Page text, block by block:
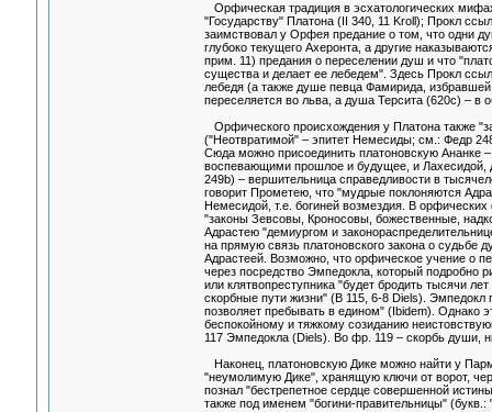
Орфическая традиция в эсхатологических
"Государству" Платона (II 340, 11 Kroll); Прокл
заимствовал у Орфея предание о том, что одни
глубоко текущего Ахеронта, а другие
прим. 11) предания о переселении душ и что
существа и делает ее лебедем". Здесь Прокл
лебедя (а также душе певца Фамирида,
переселяется во льва, а душа Терсита (620с) – в
Орфического происхождения у Платона также
("Неотвратимой" – эпитет Немесиды; см.: Федр
Сюда можно присоединить платоновскую Ананке
воспевающими прошлое и будущее, и Лахесидой,
249b) – вершительница справедливости в
говорит Прометею, что "мудрые поклоняются
Немесидой, т.е. богиней возмездия. В
"законы Зевсовы, Кроносовы, божественные,
Адрастею "демиургом и
на прямую связь платоновского закона о судьбе
Адрастеей. Возможно, что орфическое учение о
через посредство Эмпедокла, который подробно
или клятвопреступника "будет бродить тысячи
скорбные пути жизни" (В 115, 6-8 Diels). Эмпедокл
позволяет пребывать в едином" (Ibidem). Однако
беспокойному и тяжкому созиданию
117 Эмпедокла (Diels). Во фр. 119 – скорбь души,
Наконец, платоновскую Дике можно найти у
"неумолимую Дике", хранящую ключи от ворот,
познал "бестрепетное сердце совершенной
также под именем "богини-правительницы"